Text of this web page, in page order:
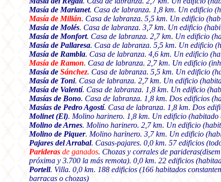
Masía de Marianet. Casa de labranza. 1,8 km. Un edificio
Masía de Milián. Casa de labranza. 5,5 km. Un edificio
Masía de Molés. Casa de labranza. 3,7 km. Un edificio
Masía de Monfort. Casa de labranza. 2,7 km. Un edificio
Masía de Pallaresa. Casa de labranza. 5,5 km. Un edificio
Masía de Rambla. Casa de labranza. 4,6 km. Un edificio
Masía de Ramon. Casa de labranza. 2,7 km. Un edificio
Masía de Sánchez. Casa de labranza. 5,5 km. Un edificio
Masía de Toni. Casa de labranza. 2,7 km. Un edificio
Masía de Valentí. Casa de labranza. 1,8 km. Un edificio
Masías de Bono. Casa de labranza. 1,8 km. Dos edificios
Masías de Pedro Agostí. Casa de labranza. 1,8 km. Dos
Molinet (El). Molino harinero. 1,8 km. Un edificio (habitado
Molino de Arnes. Molino harinero. 2,7 km. Un edificio
Molino de Piquer. Molino harinero. 3,7 km. Un edificio
Pajares del Arrabal. Casas-pajares. 0,0 km. 57 edificios
Pariderasde ganados. Chozas y corrales de
próxima y 3.700 la más remota). 0,0 km. 22 edificios
Portell. Villa. 0,0 km. 188 edificios (166 habitados
barracas o chozas)